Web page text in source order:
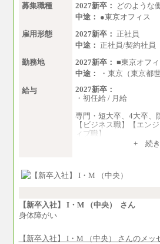
募集職種
2027新卒：
どのような
中途： ●東京オフィス
雇用形態
2027新卒： 正社員
中途： 正社員/契約社員
勤務地
2027新卒： ■東京オフ
中途：
・東京（東京都
給与
2027新卒：
・初任給 / 月給
専門・短大卒、4大卒、
【ビジネス職】【エン
ィブ職】
①月給：270,000円～
⑤⑥月給：225,000円～
+ 続き
【新卒入社】 I・M （中央） さん
身体障がい
【新卒入社】 I・M （中央） さんのメッ